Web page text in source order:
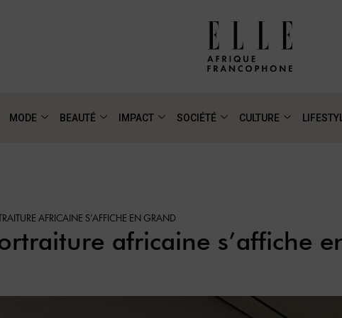
MODE BEAUTÉ IMPACT SOCIÉTÉ CULTURE
AFRICAINE S’AFFICHE EN GRAND
africaine s’affiche